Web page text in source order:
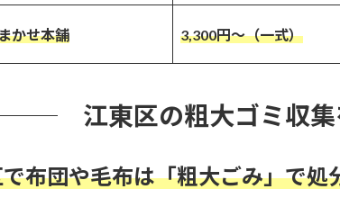
かせ本舗 3,300円〜（一式）
江東区の粗大ゴミ収
布団や毛布は「粗大ごみ」で処